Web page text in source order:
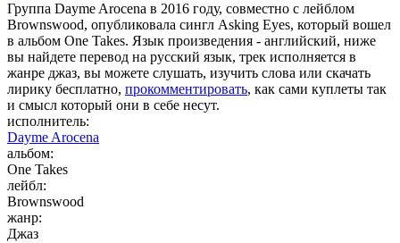
Группа Dayme Arocena в 2016 году, совместно с лейблом
Brownswood, опубликовала сингл Asking Eyes, который вошел
в альбом One Takes. Язык произведения - английский, ниже
вы найдете перевод на русский язык, трек исполняется в
жанре джаз, вы можете слушать, изучить слова или скачать
лирику бесплатно, прокомментировать, как сами куплеты так
и смысл который они в себе несут.
исполнитель:
Dayme Arocena
альбом:
One Takes
лейбл:
Brownswood
жанр:
Джаз